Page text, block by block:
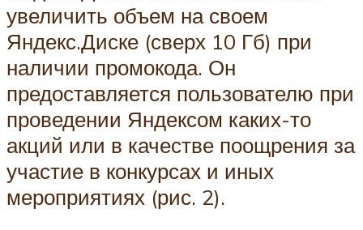
увеличить объем на своем
Яндекс.Диске (сверх 10 Гб) при
наличии промокода. Он
предоставляется пользователю при
проведении Яндексом каких-то
акций или в качестве поощрения за
участие в конкурсах и иных
мероприятиях (рис. 2).